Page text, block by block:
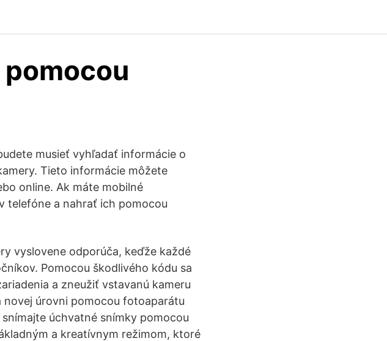
musieť vyhľadať informácie o
Tieto informácie môžete
online. Ak máte mobilné
telefóne a nahrať ich pomocou
vyslovene odporúča, keďže každé
Pomocou škodlivého kódu sa
a zneužiť vstavanú kameru
úrovni pomocou fotoaparátu
úchvatné snímky pomocou
a kreatívnym režimom, ktoré